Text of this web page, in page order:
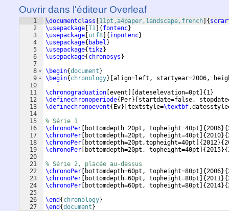
Ouvrir dans l'éditeur Overleaf
1
2
3
4
5
6
7
8
9
10
11
12
13
14
15
16
17
18
19
20
21
22
23
24
25
26
27
\documentclass 11pt,a4paper,landscape,french {
\usepackage T1 { fontenc}
\usepackage utf8 { inputenc}
\usepackage{ babel }
\usepackage{tikz}
\usepackage{ chronosys }
\begin{document }
\begin{ chronology} align=left, startyear=2006,
\chronograduation event dateselevation=0pt { 1}
\definechronoperiode{ Per}
startdate=false,
\definechronoevent{ Ev} textstyle=\textbf
% Série 1
\chronoPer
bottomdepth=20pt, topheight=40pt {2006}{
\chronoPer
bottomdepth=20pt, topheight=40pt {2010}{
\chronoPer
bottomdepth=20pt,topheight=40pt {2012}{
\chronoPer
bottomdepth=20pt, topheight=40pt {2015}{
% Série 2, placée au-dessus
\chronoPer
bottomdepth=60pt, topheight=80pt {2006}{
\chronoPer
bottomdepth=60pt, topheight=80pt {2011}{
\chronoPer
bottomdepth=60pt, topheight=80pt {2014}{
\end { chronology}
\end {document }